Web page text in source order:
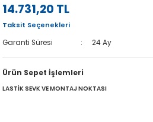
14.731,20 TL
Taksit Seçenekleri
Garanti Süresi
24 Ay
Ürün Sepet İşlemleri
LASTİK SEVK VE MONTAJ NOKTASI